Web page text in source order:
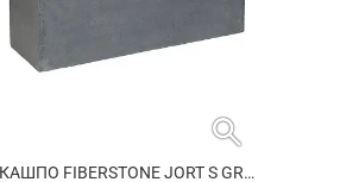
search
КАШПО FIBERSTONE JORT S GREY